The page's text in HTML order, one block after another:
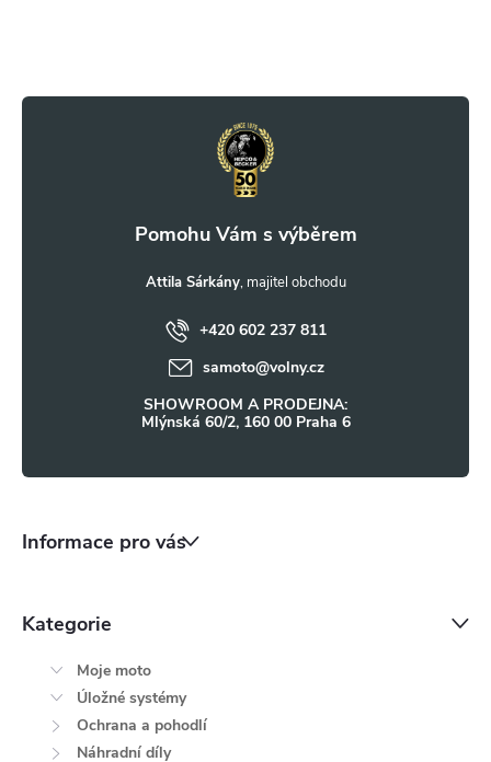
Attila Sárkány
+420 602 237 811
samoto@volny.cz
SHOWROOM A PRODEJNA:
Mlýnská 60/2, 160 00 Praha 6
Informace pro vás
Kategorie
Moje moto
Úložné systémy
Ochrana a pohodlí
Náhradní díly